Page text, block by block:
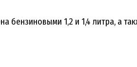
бензиновыми 1,2 и 1,4 литра, а